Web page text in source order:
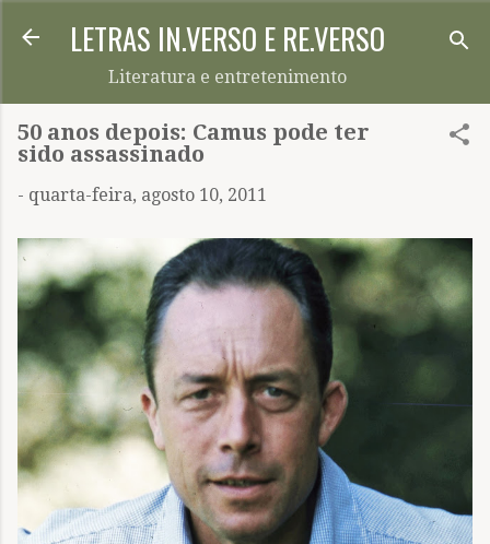
Pular para o conteúdo principal
LETRAS IN.VERSO E RE.VERSO
Literatura e entretenimento
50 anos depois: Camus pode ter
sido assassinado
- quarta-feira, agosto 10, 2011